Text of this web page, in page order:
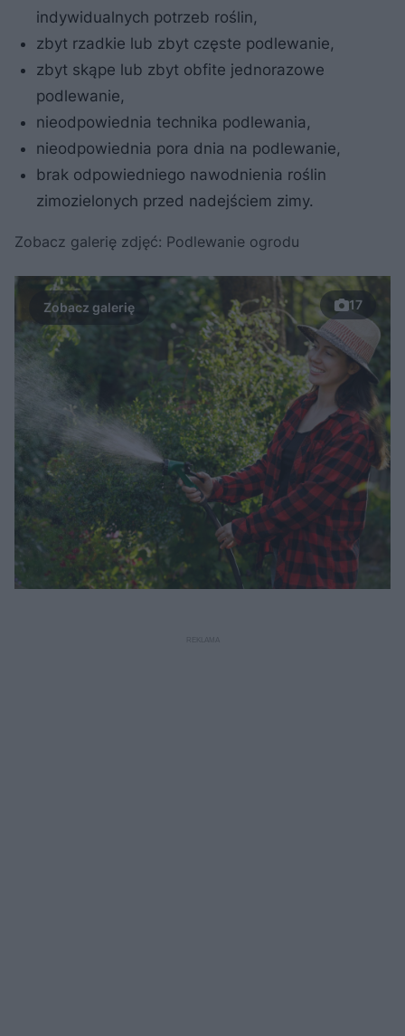
indywidualnych potrzeb roślin,
zbyt rzadkie lub zbyt częste podlewanie,
zbyt skąpe lub zbyt obfite jednorazowe
podlewanie,
nieodpowiednia technika podlewania,
nieodpowiednia pora dnia na podlewanie,
brak odpowiedniego nawodnienia roślin
zimozielonych przed nadejściem zimy.
Zobacz galerię zdjęć: Podlewanie ogrodu
17